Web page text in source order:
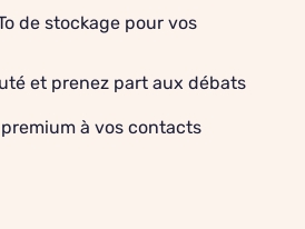
de stockage pour vos
et prenez part aux débats
à vos contacts